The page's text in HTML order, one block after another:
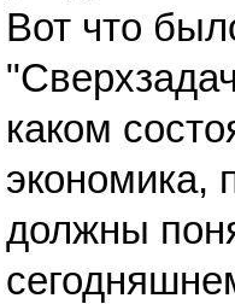
Вот что
каком
экономика,
должны